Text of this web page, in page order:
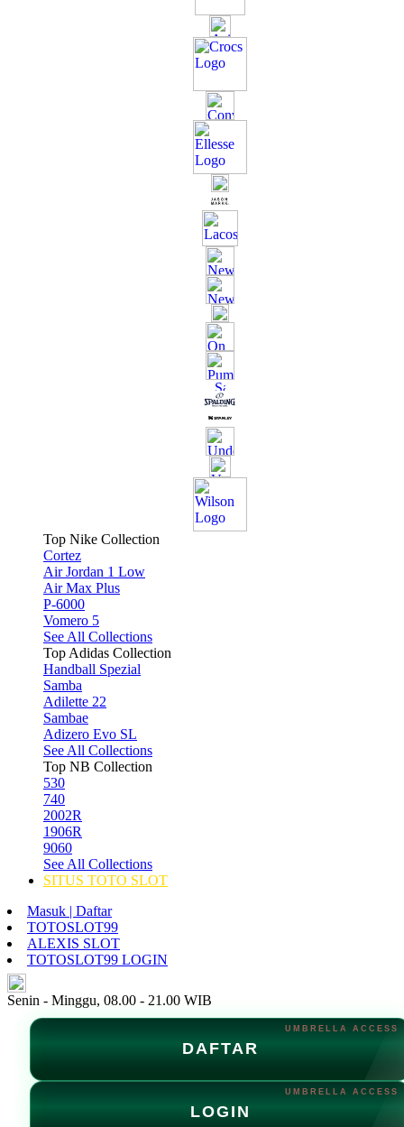
Top Nike Collection
Cortez
Air Jordan 1 Low
Air Max Plus
P-6000
Vomero 5
See All Collections
Top Adidas Collection
Handball Spezial
Samba
Adilette 22
Sambae
Adizero Evo SL
See All Collections
Top NB Collection
530
740
2002R
1906R
9060
See All Collections
SITUS TOTO SLOT
Masuk | Daftar
TOTOSLOT99
ALEXIS SLOT
TOTOSLOT99 LOGIN
Senin - Minggu, 08.00 - 21.00 WIB
DAFTAR
LOGIN